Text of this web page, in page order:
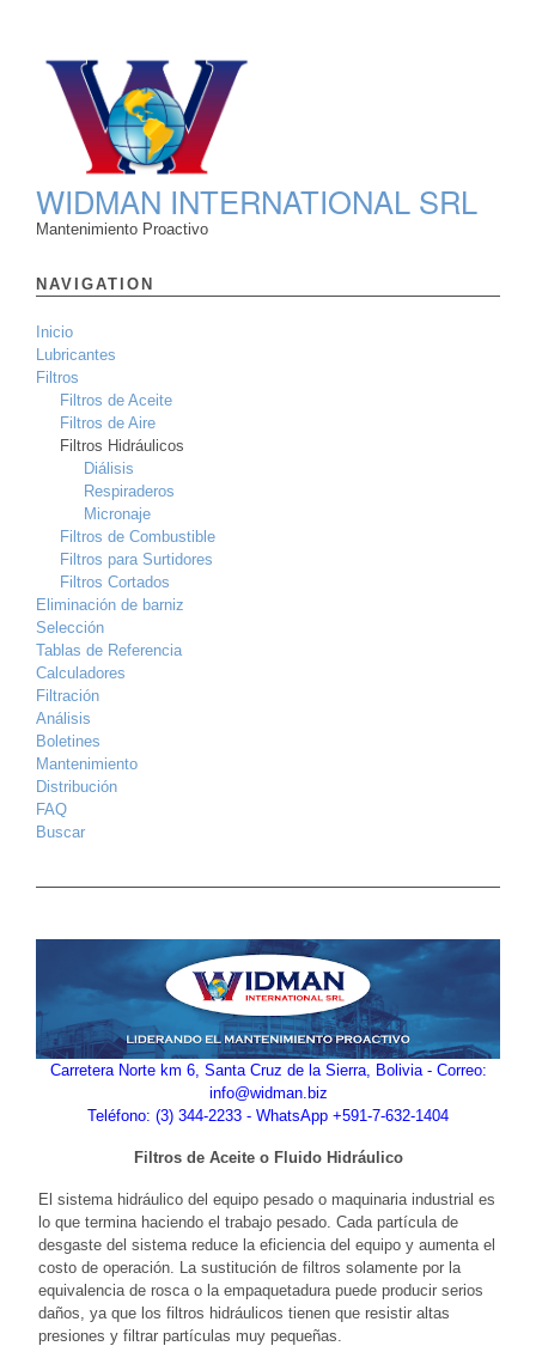
WIDMAN INTERNATIONAL SRL
Mantenimiento Proactivo
NAVIGATION
Inicio
Lubricantes
Filtros
Filtros de Aceite
Filtros de Aire
Filtros Hidráulicos
Diálisis
Respiraderos
Micronaje
Filtros de Combustible
Filtros para Surtidores
Filtros Cortados
Eliminación de barniz
Selección
Tablas de Referencia
Calculadores
Filtración
Análisis
Boletines
Mantenimiento
Distribución
FAQ
Buscar
Carretera Norte km 6, Santa Cruz de la Sierra, Bolivia - Correo:
info@widman.biz
Teléfono: (3) 344-2233 - WhatsApp +591-7-632-1404
Filtros de Aceite o Fluido Hidráulico
El sistema hidráulico del equipo pesado o maquinaria industrial es
lo que termina haciendo el trabajo pesado. Cada partícula de
desgaste del sistema reduce la eficiencia del equipo y aumenta el
costo de operación. La sustitución de filtros solamente por la
equivalencia de rosca o la empaquetadura puede producir serios
daños, ya que los filtros hidráulicos tienen que resistir altas
presiones y filtrar partículas muy pequeñas.